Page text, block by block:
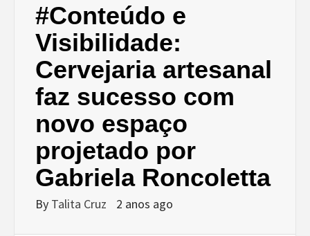
#Conteúdo e
Visibilidade:
Cervejaria artesanal
faz sucesso com
novo espaço
projetado por
Gabriela Roncoletta
By Talita Cruz 2 anos ago